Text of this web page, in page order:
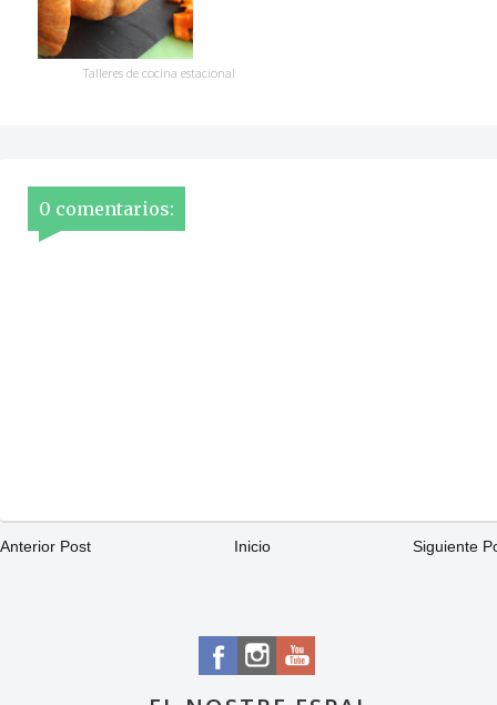
Talleres de cocina estacional
0 comentarios:
Anterior Post Inicio Siguiente